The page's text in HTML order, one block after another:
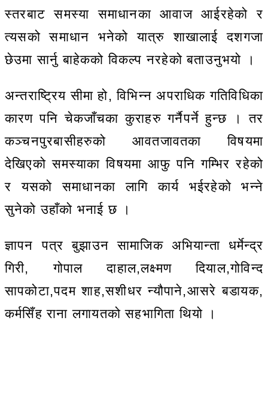
स्तरबाट समस्या समाधानका आवाज आईरहेको र
त्यसको समाधान भनेको यात्रु शाखालाई दशगजा
छेउमा सार्नु बाहेकको विकल्प नरहेको बताउनुभयो ।
अन्तराष्ट्रिय सीमा हो, विभिन्न अपराधिक गतिविधिका
कारण पनि चेकजाँचका कुराहरु गर्नैपर्ने हुन्छ । तर
कञ्चनपुरबासीहरुको आवतजावतका विषयमा
देखिएको समस्याका विषयमा आफु पनि गम्भिर रहेको
र यसको समाधानका लागि कार्य भईरहेको भन्ने
सुनेको उहाँको भनाई छ ।
ज्ञापन पत्र बुझाउन सामाजिक अभियान्ता धर्मेन्द्र
गिरी, गोपाल दाहाल,लक्ष्मण दियाल,गोविन्द
सापकोटा,पदम शाह,सशीधर न्यौपाने,आसरे बडायक,
कर्मसिँह राना लगायतको सहभागिता थियो ।